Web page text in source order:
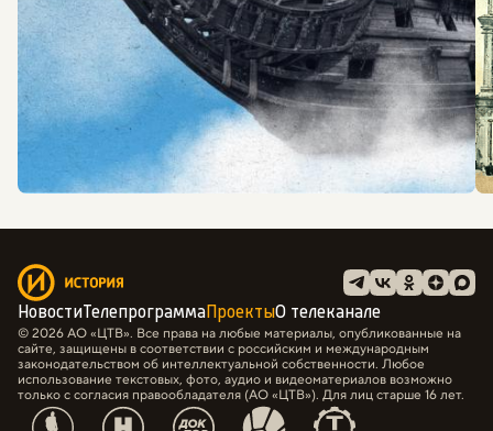
НовостиТелепрограммаПроектыО телеканале
© 2026 АО «ЦТВ». Все права на любые материалы, опубликованные на
сайте, защищены в соответствии с российским и международным
законодательством об интеллектуальной собственности. Любое
использование текстовых, фото, аудио и видеоматериалов возможно
только с согласия правообладателя (АО «ЦТВ»). Для лиц старше 16 лет.